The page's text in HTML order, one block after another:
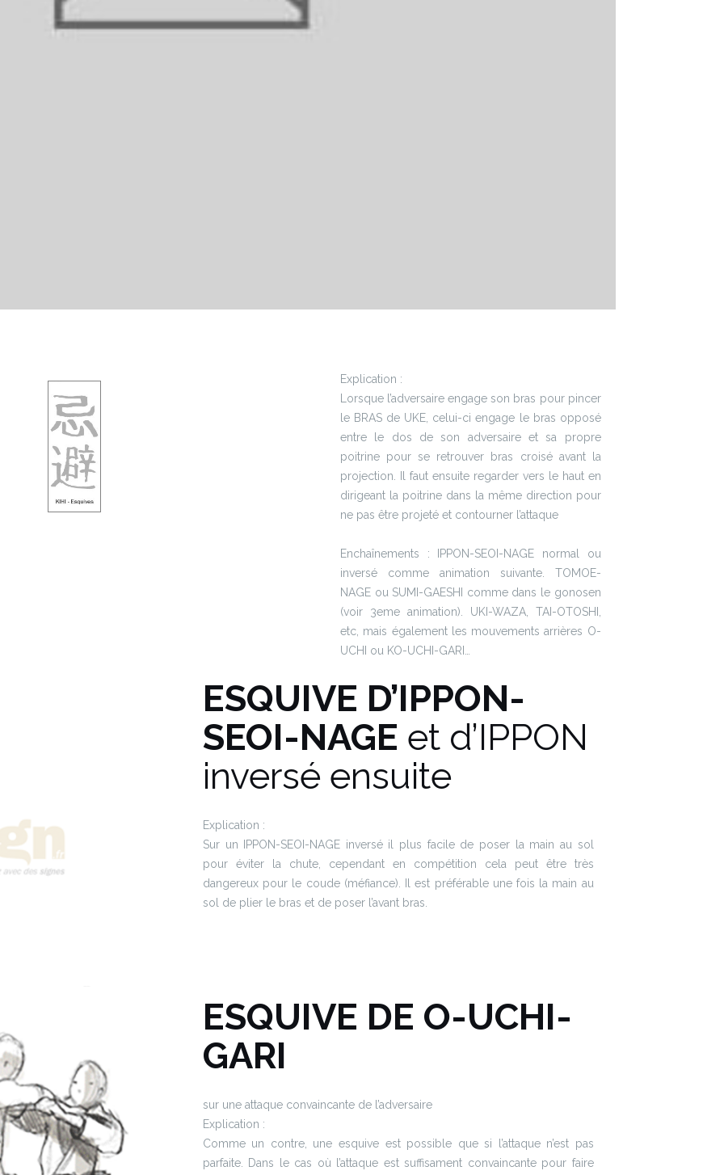
Explication :
Lorsque l’adversaire engage son bras pour pincer
le BRAS de UKE, celui-ci engage le bras opposé
entre le dos de son adversaire et sa propre
poitrine pour se retrouver bras croisé avant la
projection. Il faut ensuite regarder vers le haut en
dirigeant la poitrine dans la même direction pour
ne pas être projeté et contourner l’attaque
Enchaînements : IPPON-SEOI-NAGE normal ou
inversé comme animation suivante. TOMOE-
NAGE ou SUMI-GAESHI comme dans le gonosen
(voir 3eme animation). UKI-WAZA, TAI-OTOSHI,
etc, mais également les mouvements arrières O-
UCHI ou KO-UCHI-GARI…
ESQUIVE D’IPPON-
SEOI-NAGE et d’IPPON
inversé ensuite
Explication :
Sur un IPPON-SEOI-NAGE inversé il plus facile de poser la main au sol
pour éviter la chute, cependant en compétition cela peut être très
dangereux pour le coude (méfiance). Il est préférable une fois la main au
sol de plier le bras et de poser l’avant bras.
ESQUIVE DE O-UCHI-
GARI
sur une attaque convaincante de l’adversaire
Explication :
Comme un contre, une esquive est possible que si l’attaque n’est pas
parfaite. Dans le cas où l’attaque est suffisament convaincante pour faire